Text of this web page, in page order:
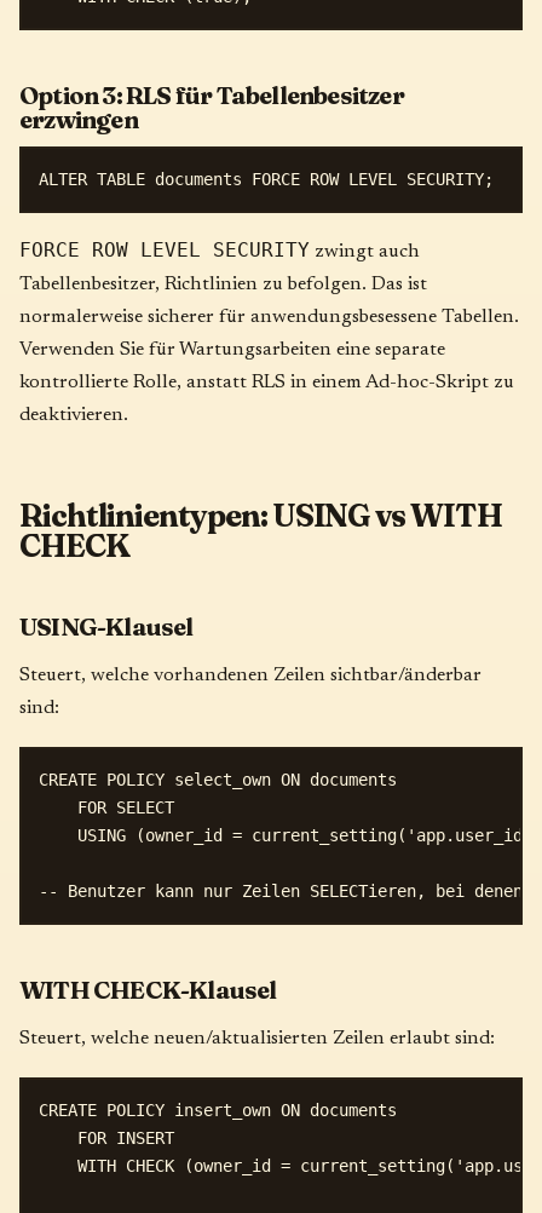
Option 3: RLS für Tabellenbesitzer
erzwingen
FORCE ROW LEVEL SECURITY zwingt auch
Tabellenbesitzer, Richtlinien zu befolgen. Das ist
normalerweise sicherer für anwendungsbesessene Tabellen.
Verwenden Sie für Wartungsarbeiten eine separate
kontrollierte Rolle, anstatt RLS in einem Ad-hoc-Skript zu
deaktivieren.
Richtlinientypen: USING vs WITH
CHECK
USING-Klausel
Steuert, welche vorhandenen Zeilen sichtbar/änderbar
sind:
CREATE POLICY select_own ON documents
    FOR SELECT
USING (owner_id =
WITH CHECK-Klausel
Steuert, welche neuen/aktualisierten Zeilen erlaubt sind:
CREATE POLICY insert_own ON documents
    FOR INSERT
WITH CHECK (owner_id =